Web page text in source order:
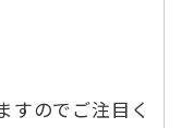
すのでご注目く